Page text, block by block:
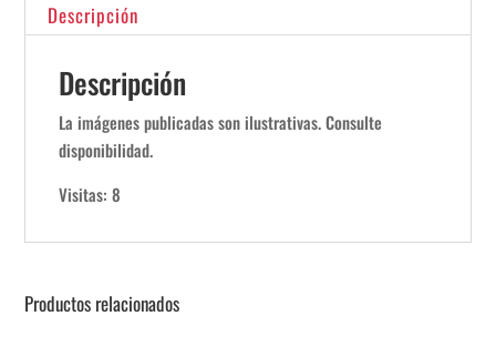
Descripción
Descripción
La imágenes publicadas son ilustrativas. Consulte
disponibilidad.
Visitas: 8
Productos relacionados